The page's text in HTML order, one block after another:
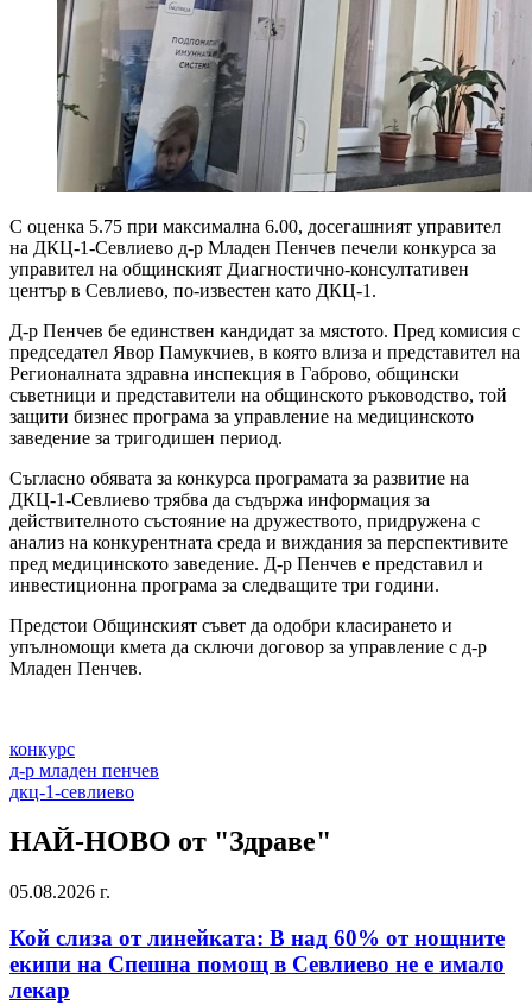
С оценка 5.75 при максимална 6.00, досегашният управител
на ДКЦ-1-Севлиево д-р Младен Пенчев печели конкурса за
управител на общинският Диагностично-консултативен
център в Севлиево, по-известен като ДКЦ-1.
Д-р Пенчев бе единствен кандидат за мястото. Пред комисия с
председател Явор Памукчиев, в която влиза и представител на
Регионалната здравна инспекция в Габрово, общински
съветници и представители на общинското ръководство, той
защити бизнес програма за управление на медицинското
заведение за тригодишен период.
Съгласно обявата за конкурса програмата за развитие на
ДКЦ-1-Севлиево трябва да съдържа информация за
действителното състояние на дружеството, придружена с
анализ на конкурентната среда и виждания за перспективите
пред медицинското заведение. Д-р Пенчев е представил и
инвестиционна програма за следващите три години.
Предстои Общинският съвет да одобри класирането и
упълномощи кмета да сключи договор за управление с д-р
Младен Пенчев.
конкурс
д-р младен пенчев
дкц-1-севлиево
НАЙ-НОВО от "Здраве"
05.08.2026 г.
Кой слиза от линейката: В над 60% от нощните
екипи на Спешна помощ в Севлиево не е имало
лекар